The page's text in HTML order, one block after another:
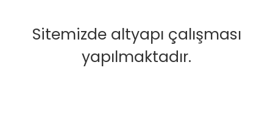
Sitemizde altyapı çalışması
yapılmaktadır.